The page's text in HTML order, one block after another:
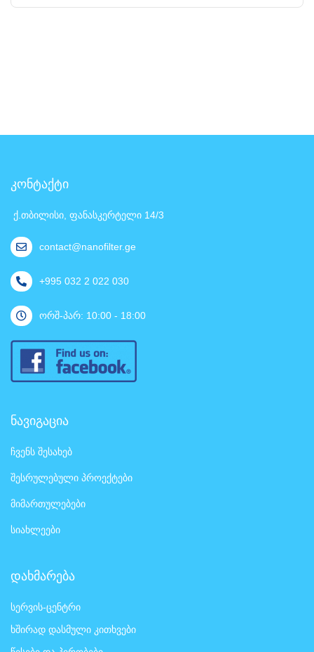
კონტაქტი
ქ.თბილისი, ფანასკერტელი 14/3
contact@nanofilter.ge
+995 032 2 022 030
ორშ-პარ: 10:00 - 18:00
ნავიგაცია
ჩვენს შესახებ
შესრულებული პროექტები
მიმართულებები
სიახლეები
დახმარება
სერვის-ცენტრი
ხშირად დასმული კითხვები